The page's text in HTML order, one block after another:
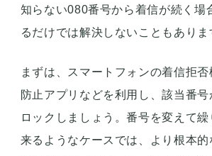
知らない080番号から着信が続く場
るだけでは解決しないこともありま
まずは、スマートフォンの着信拒
防止アプリなどを利用し、該当番
ロックしましょう。番号を変えて
来るようなケースでは、より根本的